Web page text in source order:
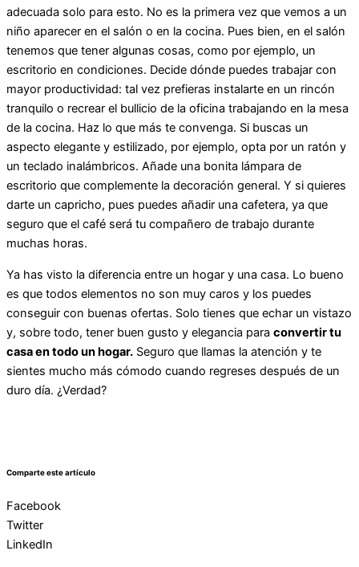
adecuada solo para esto. No es la primera vez que vemos a un
niño aparecer en el salón o en la cocina. Pues bien, en el salón
tenemos que tener algunas cosas, como por ejemplo, un
escritorio en condiciones. Decide dónde puedes trabajar con
mayor productividad: tal vez prefieras instalarte en un rincón
tranquilo o recrear el bullicio de la oficina trabajando en la mesa
de la cocina. Haz lo que más te convenga. Si buscas un
aspecto elegante y estilizado, por ejemplo, opta por un ratón y
un teclado inalámbricos. Añade una bonita lámpara de
escritorio que complemente la decoración general. Y si quieres
darte un capricho, pues puedes añadir una cafetera, ya que
seguro que el café será tu compañero de trabajo durante
muchas horas.
Ya has visto la diferencia entre un hogar y una casa. Lo bueno
es que todos elementos no son muy caros y los puedes
conseguir con buenas ofertas. Solo tienes que echar un vistazo
y, sobre todo, tener buen gusto y elegancia para convertir tu
casa en todo un hogar. Seguro que llamas la atención y te
sientes mucho más cómodo cuando regreses después de un
duro día. ¿Verdad?
Comparte este artículo
Facebook
Twitter
LinkedIn